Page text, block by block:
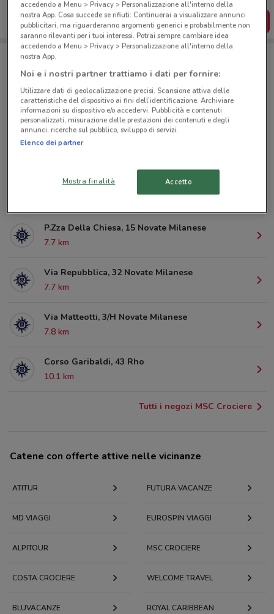
SCARICA L’APP
Negozi MSC Crociere a Limbiate
Via Monza Limbiate
P.Zza Della Chiesa, 15 Novate Milanese
7.7 km
Via Repubblica, 32 Novate Milanese
7.7 km
Via Matteotti, 3/H Novate Milanese
7.8 km
Corso Garibaldi, 43 Rho
10.1 km
Tutti i negozi MSC Crociere
Catene con offerte attive nelle vicinanze
ATITUR FUTURA VACANZE
MD VIAGGI EUROSPIN VIAGGI
ALPITOUR MSC CROCIERE
COSTA CROCIERE WELCOME TRAVEL
BLUVACANZE ROYAL CARIBBEAN
accedendo a Menu > Privacy > Personalizzazione all'interno della
nostra App. Cosa succede se rifiuti: Continuerai a visualizzare annunci
pubblicitari, ma riguarderanno argomenti generici e probabilmente non
saranno rilevanti per i tuoi interessi. Potrai sempre cambiare idea
accedendo a Menu > Privacy > Personalizzazione all'interno della
nostra App.
Noi e i nostri partner trattiamo i dati per fornire:
Utilizzare dati di geolocalizzazione precisi. Scansione attiva delle
caratteristiche del dispositivo ai fini dell’identificazione. Archiviare
informazioni su dispositivo e/o accedervi. Pubblicità e contenuti
personalizzati, misurazione delle prestazioni dei contenuti e degli
annunci, ricerche sul pubblico, sviluppo di servizi.
Elenco dei partner
Mostra finalità Accetto